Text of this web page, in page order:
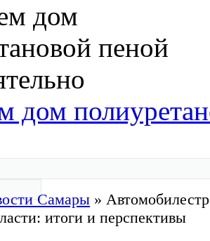
дом
Самары »
итоги и перспективы